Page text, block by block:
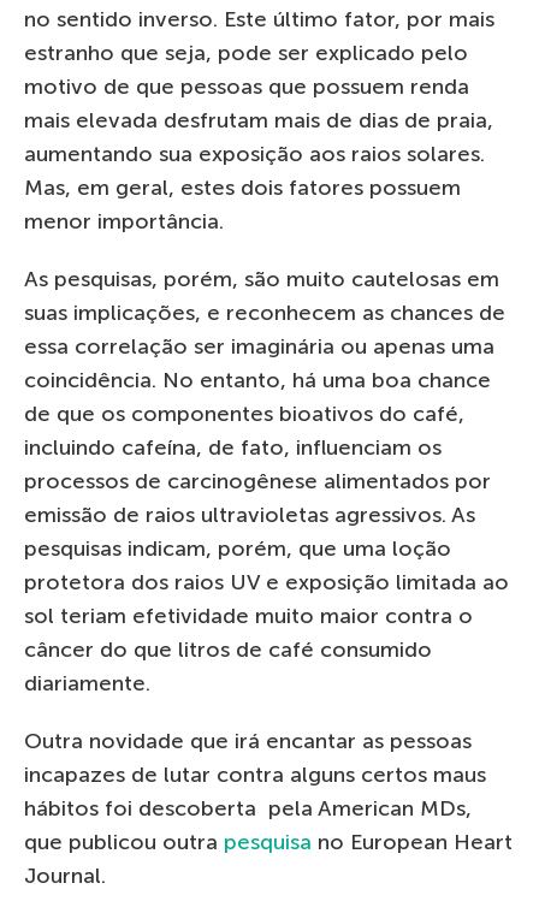
no sentido inverso. Este último fator, por mais
estranho que seja, pode ser explicado pelo
motivo de que pessoas que possuem renda
mais elevada desfrutam mais de dias de praia,
aumentando sua exposição aos raios solares.
Mas, em geral, estes dois fatores possuem
menor importância.
As pesquisas, porém, são muito cautelosas em
suas implicações, e reconhecem as chances de
essa correlação ser imaginária ou apenas uma
coincidência. No entanto, há uma boa chance
de que os componentes bioativos do café,
incluindo cafeína, de fato, influenciam os
processos de carcinogênese alimentados por
emissão de raios ultravioletas agressivos. As
pesquisas indicam, porém, que uma loção
protetora dos raios UV e exposição limitada ao
sol teriam efetividade muito maior contra o
câncer do que litros de café consumido
diariamente.
Outra novidade que irá encantar as pessoas
incapazes de lutar contra alguns certos maus
hábitos foi descoberta pela American MDs,
que publicou outra pesquisa no European Heart
Journal.